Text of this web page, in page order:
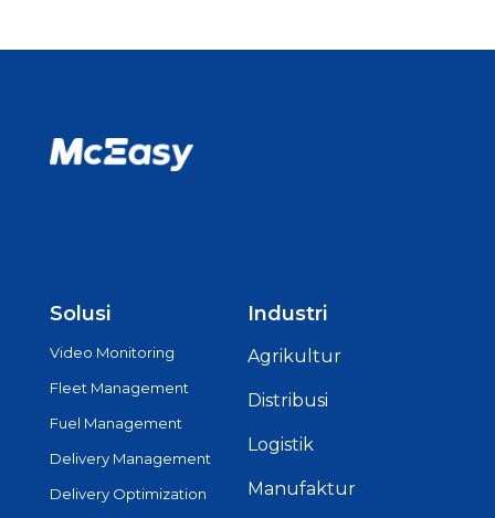
Solusi
Video Monitoring
Fleet Management
Fuel Management
Delivery Management
Delivery Optimization
Industri
Agrikultur
Distribusi
Logistik
Manufaktur